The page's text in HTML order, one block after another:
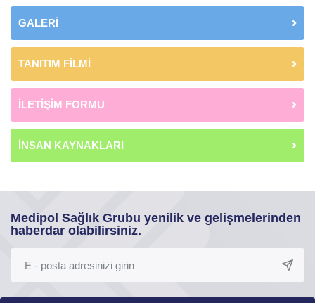
GALERİ
TANITIM FİLMİ
İLETİŞİM FORMU
İNSAN KAYNAKLARI
Medipol Sağlık Grubu yenilik ve gelişmelerinden
haberdar olabilirsiniz.